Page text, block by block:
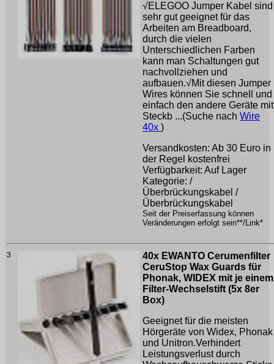
√ELEGOO Jumper Kabel sind
sehr gut geeignet für das
Arbeiten am Breadboard,
durch die vielen
Unterschiedlichen Farben
kann man Schaltungen gut
nachvollziehen und
aufbauen.√Mit diesen Jumper
Wires können Sie schnell und
einfach den andere Geräte mit
Steckb ...(Suche nach Wire
40x )
Versandkosten: Ab 30 Euro in
der Regel kostenfrei
Verfügbarkeit: Auf Lager
Kategorie: /
Überbrückungskabel /
Überbrückungskabel
Seit der Preiserfassung können
Veränderungen erfolgt sein**/Link*
3
40x EWANTO Cerumenfilter
CeruStop Wax Guards für
Phonak, WIDEX mit je einem
Filter-Wechselstift (5x 8er
Box)
Geeignet für die meisten
Hörgeräte von Widex, Phonak
und Unitron.Verhindert
Leistungsverlust durch